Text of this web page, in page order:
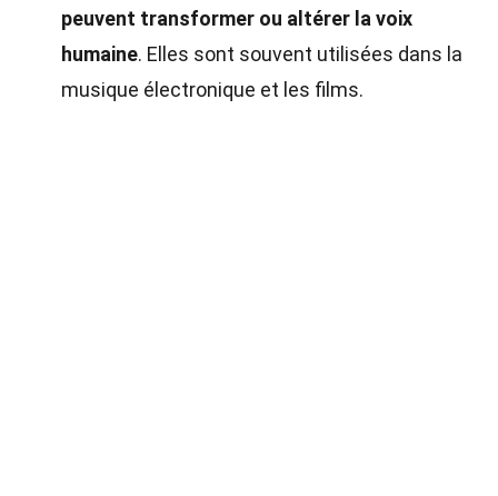
peuvent transformer ou altérer la voix
humaine. Elles sont souvent utilisées dans la
musique électronique et les films.